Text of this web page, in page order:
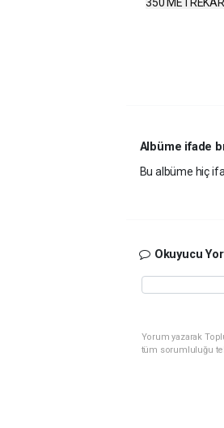
Albüme ifade
Bu albüme hiç
Okuyucu
Yorum yazarak
tüm sorumluluğu